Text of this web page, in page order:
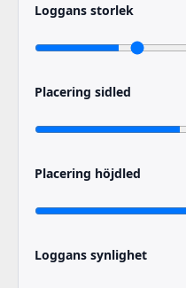
Loggans storlek
Placering sidled
Placering höjdled
Loggans synlighet